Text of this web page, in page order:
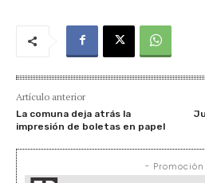
Artículo anterior
La comuna deja atrás la
impresión de boletas en papel
-